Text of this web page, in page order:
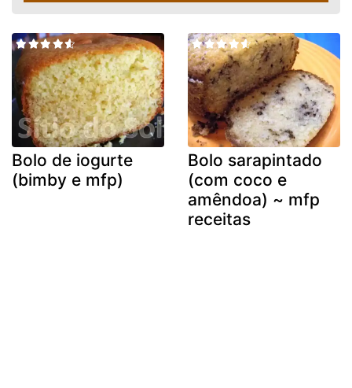
Bolo de iogurte
(bimby e mfp)
Bolo sarapintado
(com coco e
amêndoa) ~ mfp
receitas